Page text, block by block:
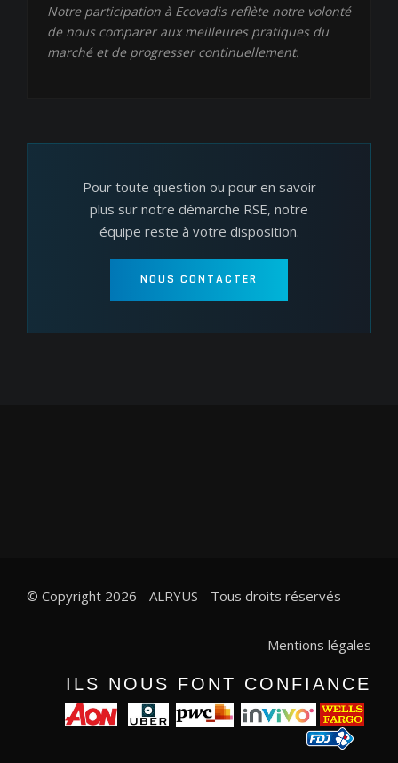
Notre participation à Ecovadis reflète notre volonté
de nous comparer aux meilleures pratiques du
marché et de progresser continuellement.
Pour toute question ou pour en savoir
plus sur notre démarche RSE, notre
équipe reste à votre disposition.
NOUS CONTACTER
© Copyright 2026 - ALRYUS - Tous droits réservés
Mentions légales
ILS NOUS FONT CONFIANCE